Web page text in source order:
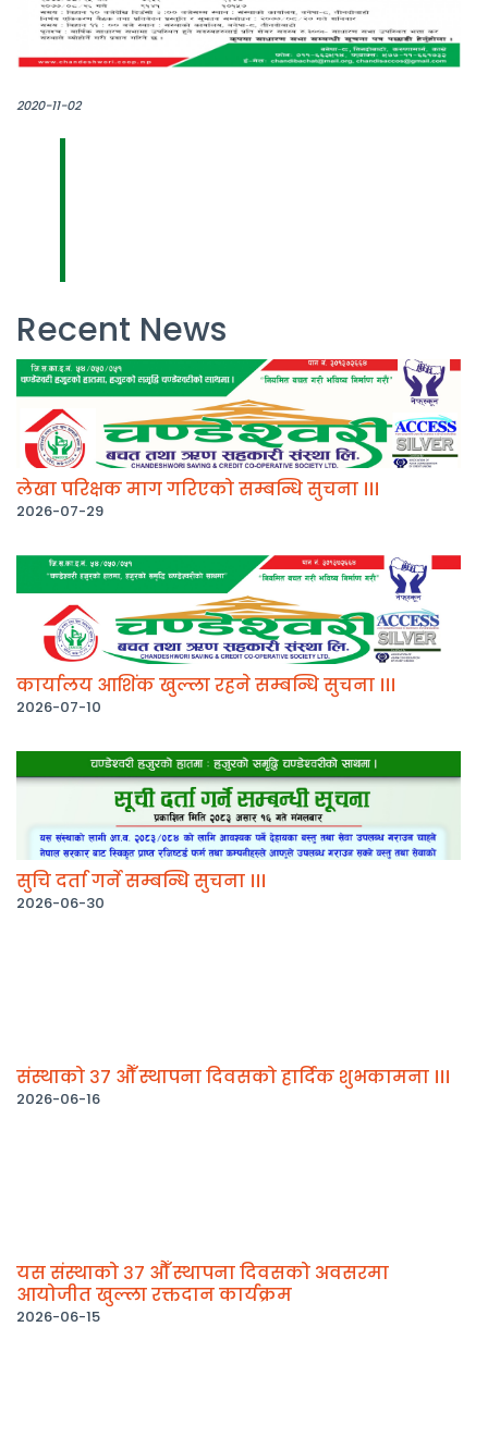
2020-11-02
Recent News
लेखा परिक्षक माग गरिएको सम्बन्धि सुचना ।।।
2026-07-29
कार्यालय आशिंक खुल्ला रहने सम्बन्धि सुचना ।।।
2026-07-10
सुचि दर्ता गर्ने सम्बन्धि सुचना ।।।
2026-06-30
संस्थाको ३७ औँ स्थापना दिवसको हार्दिक शुभकामना ।।।
2026-06-16
यस संस्थाको ३७ औँ स्थापना दिवसको अवसरमा
आयोजीत खुल्ला रक्तदान कार्यक्रम
2026-06-15